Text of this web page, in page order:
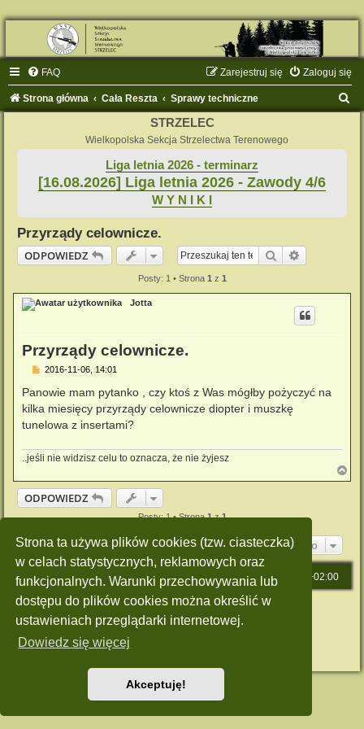
Strona ta używa plików cookies (tzw. ciasteczka)
w celach statystycznych, reklamowych oraz
funkcjonalnych. Warunki przechowywania lub
dostępu do plików cookies można określić w
ustawieniach przeglądarki internetowej.
Dowiedz się więcej
Akceptuję!
FAQ Zaloguj się
Zarejestruj się
Strona główna Cała Reszta Sprawy techniczne
STRZELEC
Wielkopolska Sekcja Strzelectwa Terenowego
Liga letnia 2026 - terminarz
[16.08.2026] Liga letnia 2026 - Zawody 4/6
W Y N I K I
Przyrządy celownicze.
ODPOWIEDZ
Szukaj
Posty: 1 • Strona 1 z 1
Jotta
Przyrządy celownicze.
P
s
2016-11-06, 14:01
Panowie mam pytanko , czy ktoś z Was mógłby pożyczyć na
kilka miesięcy przyrządy celownicze diopter i muszkę
tunelowa z insertami?
..jeśli nie widzisz celu to oznacza, że nie żyjesz
a
ODPOWIEDZ
Posty: 1 • Strona1z1
Przejdź do
Strona główna Strefa czasowa UTC+02:00
Technologię dostarczaphpBB® Forum Software © phpBB Limited
Polski pakiet językowy dostarczaphpBB.pl
Style: Green-Style by Joyce&Luna
Zasady ochrony danych osobowych